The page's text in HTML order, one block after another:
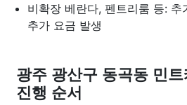
비확장 베란다, 펜트리룸 등: 추
추가 요금 발생
광주 광산구 동곡동 민
진행 순서